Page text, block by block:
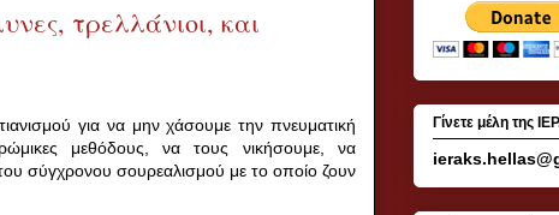
τρελλάνιοι, και
για να μην χάσουμε την πνευματική
μεθόδους, να τους νικήσουμε, να
σύγχρονου σουρεαλισμού με το οποίο ζουν
Γίνετε μέλη της